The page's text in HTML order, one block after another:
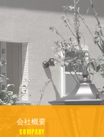
会社概要
COMPANY